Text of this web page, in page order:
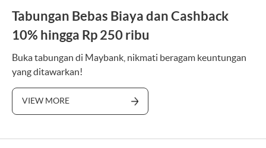
Tabungan Bebas Biaya dan Cashback
10% hingga Rp 250 ribu
Buka tabungan di Maybank, nikmati beragam keuntungan
yang ditawarkan!
VIEW MORE